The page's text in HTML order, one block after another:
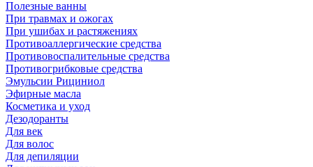
Полезные ванны
При травмах и ожогах
При ушибах и растяжениях
Противоаллергические средства
Противовоспалительные средства
Противогрибковые средства
Эмульсии Рициниол
Эфирные масла
Косметика и уход
Дезодоранты
Для век
Для волос
Для депиляции